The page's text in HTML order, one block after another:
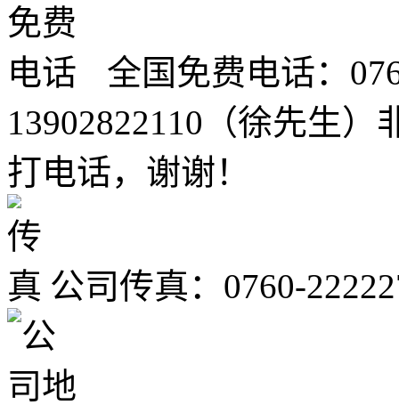
全国免费电话：
13902822110（徐先生
打电话，谢谢！
公司传真：0760-